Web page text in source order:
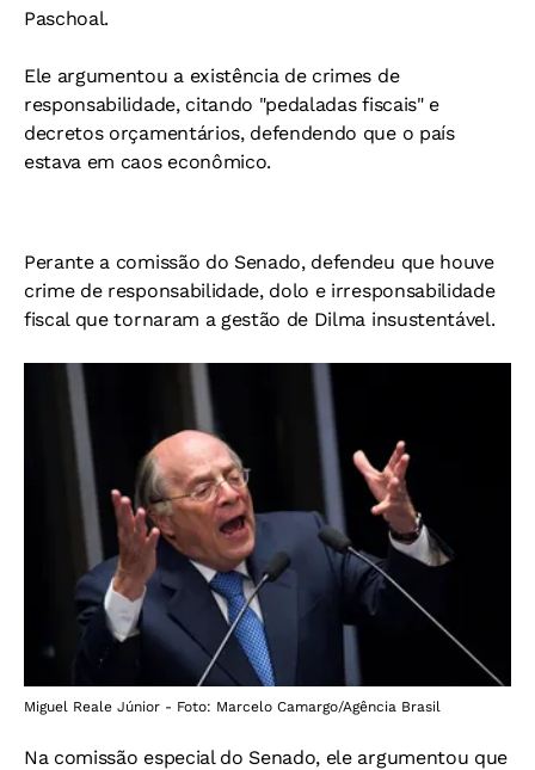
Paschoal.
Ele argumentou a existência de crimes de
responsabilidade, citando "pedaladas fiscais" e
decretos orçamentários, defendendo que o país
estava em caos econômico.
Perante a comissão do Senado, defendeu que houve
crime de responsabilidade, dolo e irresponsabilidade
fiscal que tornaram a gestão de Dilma insustentável.
Miguel Reale Júnior - Foto: Marcelo Camargo/Agência Brasil
Na comissão especial do Senado, ele argumentou que